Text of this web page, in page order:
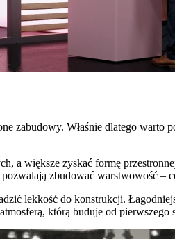
zabudowy. Właśnie dlatego
a większe zyskać formę
zbudować warstwowość –
lekkość do konstrukcji.
którą buduje od pierwszego